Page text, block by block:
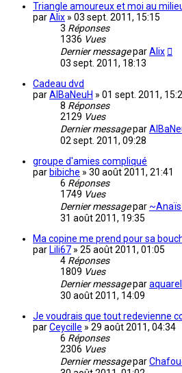
Triangle amoureux et moi au
parAlix » 03 sept. 2011, 15:15
3 Réponses
1336 Vues
Dernier messageparAlix
03 sept. 2011, 18:13
Cadeau dvd
parAlBaNeuH » 01 sept. 2011,
8 Réponses
2129 Vues
Dernier messagepar
02 sept. 2011, 09:28
groupe d'amies compliqué
par bibiche » 30 août 2011, 21:41
6 Réponses
1749 Vues
Dernier messagepar
31 août 2011, 19:35
Ma copine me prend pour sa
par Lili67 » 25 août 2011, 01:05
4 Réponses
1809 Vues
Dernier messagepar
30 août 2011, 14:09
Je voudrais que tout redevienne
parCeycille » 29 août 2011, 04:34
6 Réponses
2306 Vues
Dernier messagepar